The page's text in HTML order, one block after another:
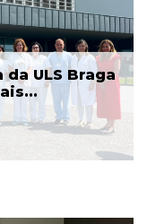
ULS Braga